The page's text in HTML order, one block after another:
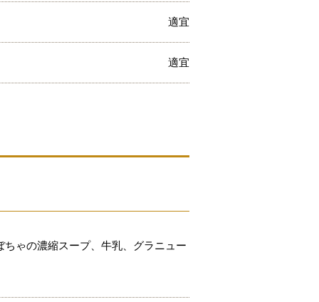
適宜
適宜
ゃの濃縮スープ、牛乳、グラニュー